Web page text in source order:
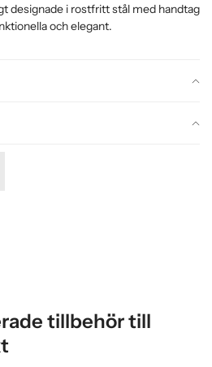
designade i rostfritt stål med handtag
och elegant.
tillbehör till